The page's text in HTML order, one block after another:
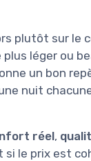
plutôt sur le
léger ou
un bon
nuit
réel,
le prix est